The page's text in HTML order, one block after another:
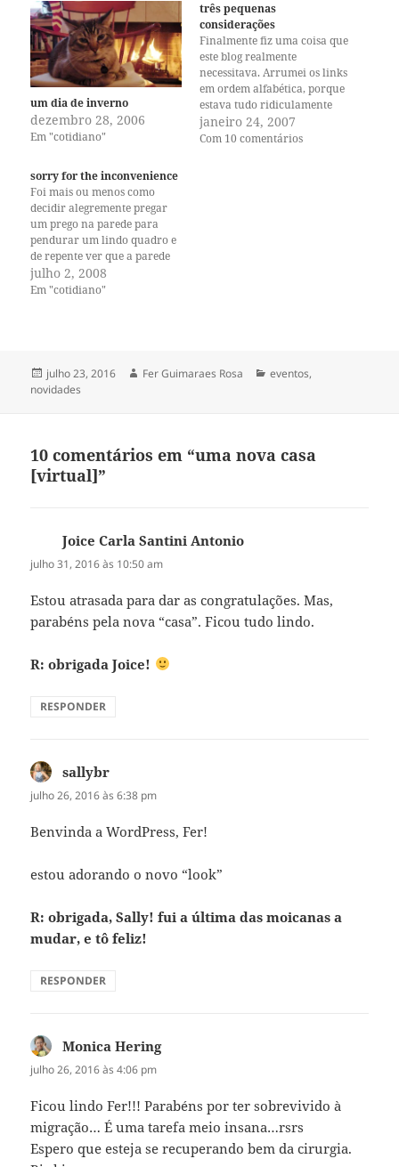
um dia de inverno
dezembro 28, 2006
Em "cotidiano"
três pequenas
considerações
Finalmente fiz uma coisa que
este blog realmente
necessitava. Arrumei os links
em ordem alfabética, porque
estava tudo ridiculamente
desorganizado, parecia a
casa da sogra, dava até
janeiro 24, 2007
Com 10 comentários
sorry for the inconvenience
Foi mais ou menos como
decidir alegremente pregar
um prego na parede para
pendurar um lindo quadro e
de repente ver que a parede
tinha furos e precisava de
massa pra remendar aqui e
julho 2, 2008
Em "cotidiano"
Publicado
em
julho 23, 2016 Autor
Fer Guimaraes Rosa Categorias
eventos,
novidades
10 comentários em “uma nova casa
[virtual]”
Joice Carla Santini Antonio
julho 31, 2016 às 10:50 am
Estou atrasada para dar as congratulações. Mas,
parabéns pela nova “casa”. Ficou tudo lindo.
R: obrigada Joice!
RESPONDER
sallybr
julho 26, 2016 às 6:38 pm
Benvinda a WordPress, Fer!
estou adorando o novo “look”
R: obrigada, Sally! fui a última das moicanas a
mudar, e tô feliz!
RESPONDER
Monica Heringdisse:
julho 26, 2016 às 4:06 pm
Ficou lindo Fer!!! Parabéns por ter sobrevivido à
migração… É uma tarefa meio insana…rsrs
Espero que esteja se recuperando bem da cirurgia.